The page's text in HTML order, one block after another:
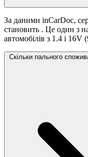
За даними inCarDoc,
становить . Це один з
автомобілів з 1.4 i 16V
Скільки пального